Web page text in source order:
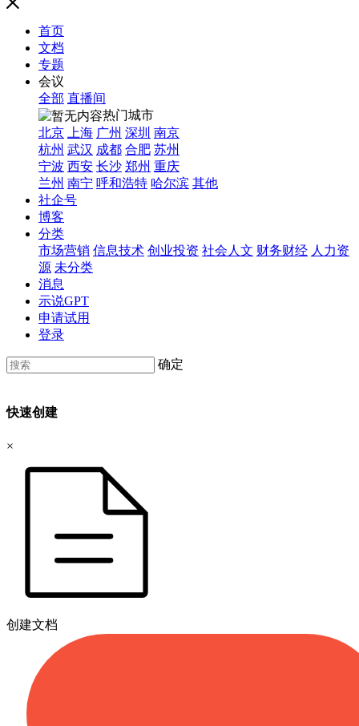
首页
文档
专题
会议
全部 直播间
热门城市
北京
上海 广州 深圳 南京
杭州 武汉 成都 合肥 苏州
宁波 西安 长沙 郑州 重庆
兰州 南宁 呼和浩特 哈尔滨 其他
社企号
博客
分类
市场营销 信息技术 创业投资 社会人文 财务财经 人力资
源 未分类
消息
示说GPT
申请试用
登录
确定
快速创建
×
创建文档